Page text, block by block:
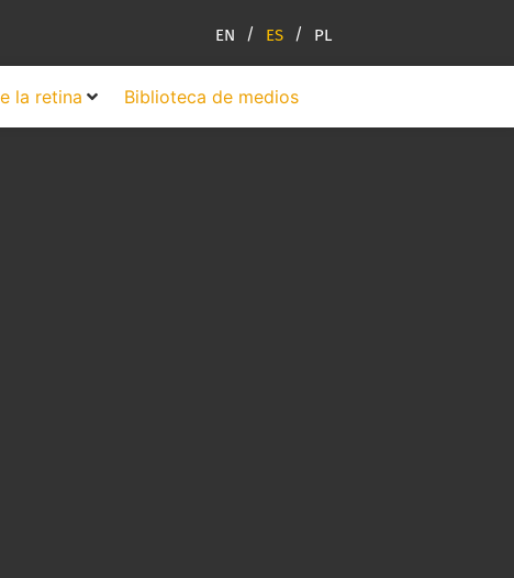
EN ES PL
la retina Biblioteca de medios